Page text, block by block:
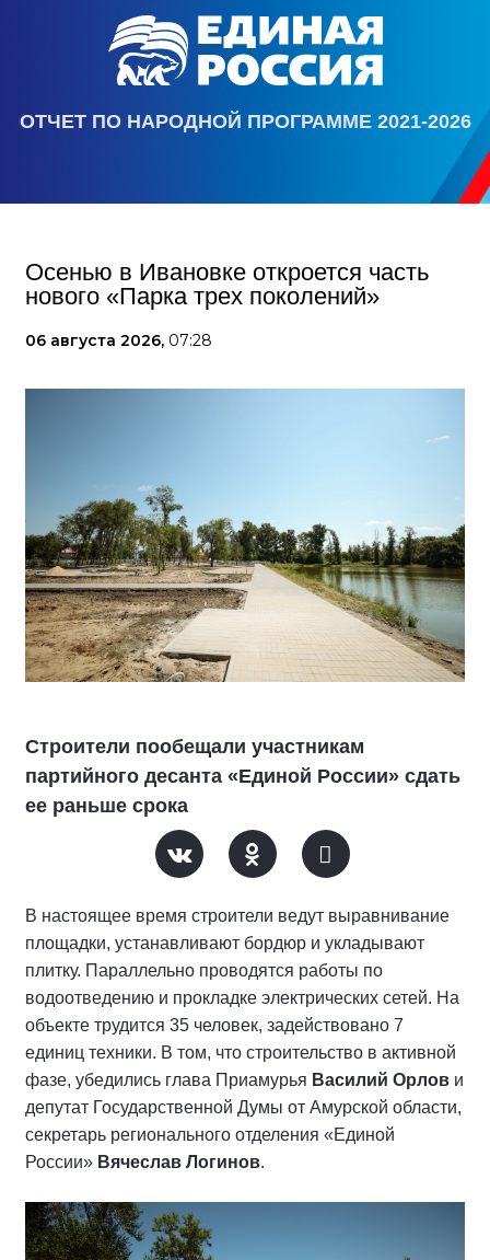
ОТЧЕТ ПО НАРОДНОЙ ПРОГРАММЕ 2021-2026
Осенью в Ивановке откроется часть
нового «Парка трех поколений»
06 августа 2026, 07:28
Строители пообещали участникам
партийного десанта «Единой России» сдать
ее раньше срока
В настоящее время строители ведут выравнивание
площадки, устанавливают бордюр и укладывают
плитку. Параллельно проводятся работы по
водоотведению и прокладке электрических сетей. На
объекте трудится 35 человек, задействовано 7
единиц техники. В том, что строительство в активной
фазе, убедились глава Приамурья Василий Орлов и
депутат Государственной Думы от Амурской области,
секретарь регионального отделения «Единой
России» Вячеслав Логинов.